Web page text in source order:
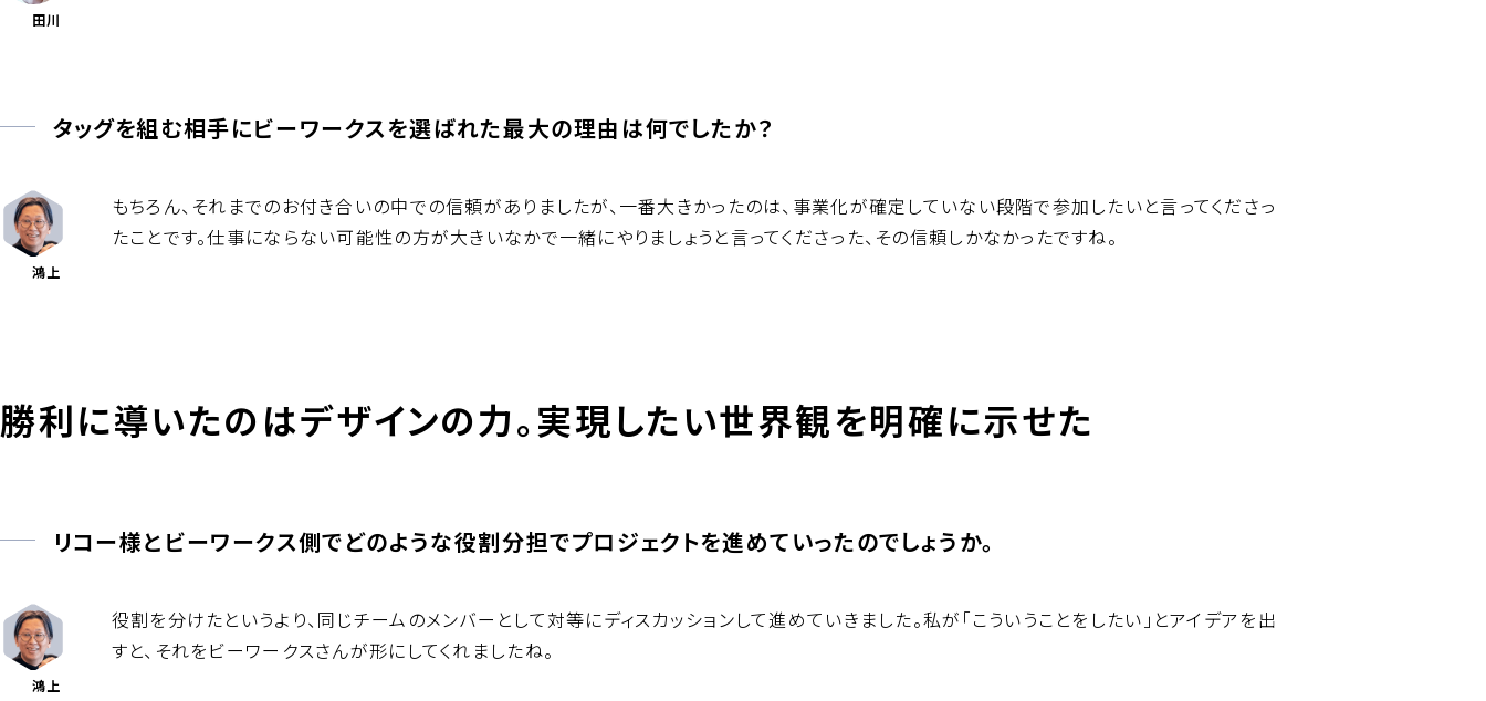
田川
タッグを組む相手にビーワークスを選ばれた最大の理由は何でしたか？
鴻上
もちろん、それまでのお付き合いの中での信頼がありましたが、一番大きかったのは、事業化が確定していない段階で参加したいと言ってくださっ
たことです。仕事にならない可能性の方が大きいなかで一緒にやりましょうと言ってくださった、その信頼しかなかったですね。
勝利に導いたのはデザインの力。実現したい世界観を明確に示せた
リコー様とビーワークス側でどのような役割分担でプロジェクトを進めていったのでしょうか。
鴻上
役割を分けたというより、同じチームのメンバーとして対等にディスカッションして進めていきました。私が「こういうことをしたい」とアイデアを出
すと、それをビーワークスさんが形にしてくれましたね。